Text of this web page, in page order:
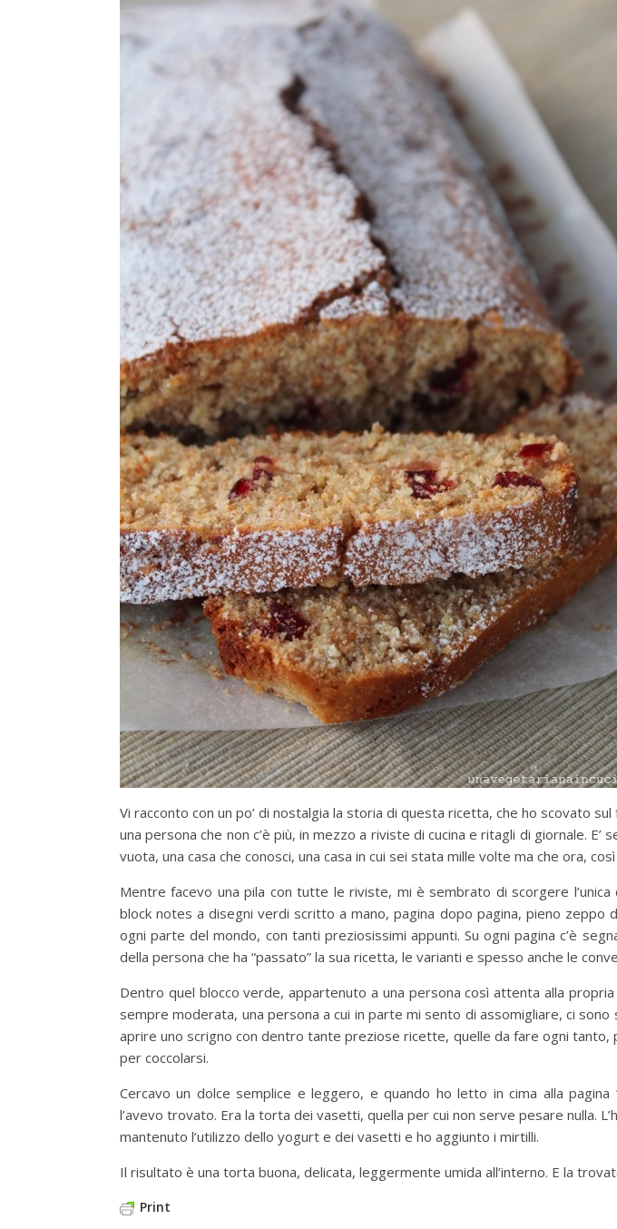
Vi racconto con un po’ di nostalgia la storia di questa ricetta, che ho scovato
una persona che non c’è più, in mezzo a riviste di cucina e ritagli di giornale. E’
vuota, una casa che conosci, una casa in cui sei stata mille volte ma che ora,
Mentre facevo una pila con tutte le riviste, mi è sembrato di scorgere l’unica
block notes a disegni verdi scritto a mano, pagina dopo pagina, pieno zeppo
ogni parte del mondo, con tanti preziosissimi appunti. Su ogni pagina c’è
della persona che ha “passato” la sua ricetta, le varianti e spesso anche le
Dentro quel blocco verde, appartenuto a una persona così attenta alla
sempre moderata, una persona a cui in parte mi sento di assomigliare, ci
aprire uno scrigno con dentro tante preziose ricette, quelle da fare ogni
per coccolarsi.
Cercavo un dolce semplice e leggero, e quando ho letto in cima alla
l’avevo trovato. Era la torta dei vasetti, quella per cui non serve pesare nulla.
mantenuto l’utilizzo dello yogurt e dei vasetti e ho aggiunto i mirtilli.
Il risultato è una torta buona, delicata, leggermente umida all’interno. E la
Print